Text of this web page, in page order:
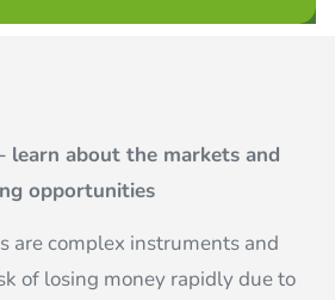
learn about the markets and
opportunities
are complex instruments and
of losing money rapidly due to